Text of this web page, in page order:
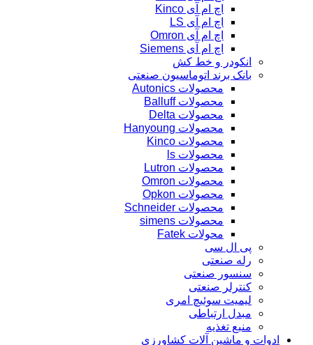
اچ ام آی Kinco
اچ ام آی LS
اچ ام آی Omron
اچ ام آی Siemens
انکودر و خط کش
بانک برند اتوماسیون صنعتی
محصولات Autonics
محصولات Balluff
محصولات Delta
محصولات Hanyoung
محصولات Kinco
محصولات ls
محصولات Lutron
محصولات Omron
محصولات Opkon
محصولات Schneider
محصولات simens
محولات Fatek
پی ال سی
رله صنعتی
سنسور صنعتی
کنترلر صنعتی
لیمیت سوئیچ امری
مبدل ارتباطی
منبع تغذیه
ادوات و ماشین آلات کشاورزی